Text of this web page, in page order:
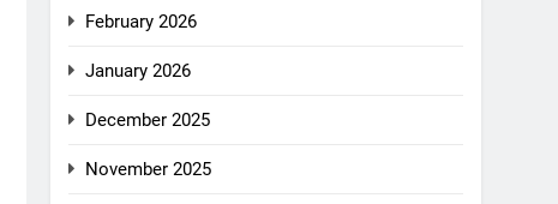
February 2026
January 2026
December 2025
November 2025